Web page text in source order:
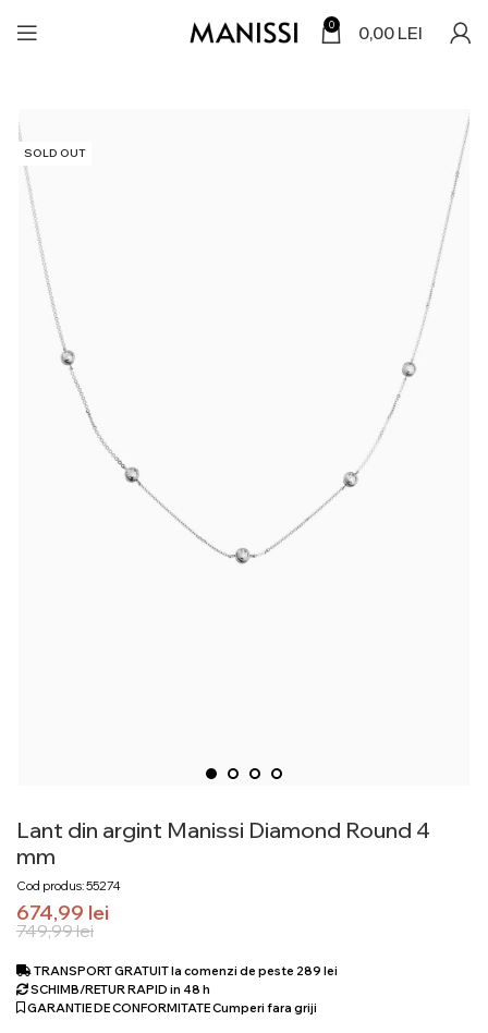
0 0,00 LEI
SOLD OUT
Lant din argint Manissi Diamond Round 4
mm
Cod produs: 55274
749,99lei
674,99 lei
TRANSPORT GRATUIT la comenzi de peste 289 lei
SCHIMB/RETUR RAPID in 48 h
GARANTIE DE CONFORMITATE Cumperi fara griji